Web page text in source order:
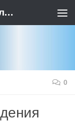
Открытки с душой, слова с теплотой. BE-SPARKLE - Ваш источник позитива
0